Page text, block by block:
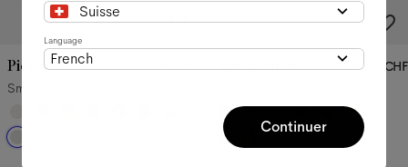
Pierce
190 CHF
Smoke
Alfred Small
190 CHF
Suisse
Language
French
Continuer